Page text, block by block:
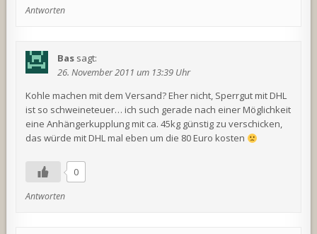
Antworten
Bas sagt:
26. November 2011 um 13:39 Uhr
Kohle machen mit dem Versand? Eher nicht, Sperrgut mit DHL
ist so schweineteuer… ich such gerade nach einer Möglichkeit
eine Anhängerkupplung mit ca. 45kg günstig zu verschicken,
das würde mit DHL mal eben um die 80 Euro kosten
0
Antworten